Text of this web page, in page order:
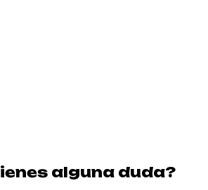
alguna duda?